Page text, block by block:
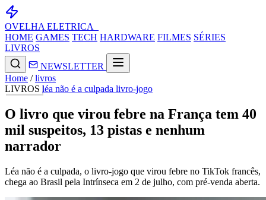
OVELHA ELETRICA_
HOME GAMES TECH HARDWARE FILMES SÉRIES
LIVROS
NEWSLETTER
Home / livros
LIVROS léa não é a culpada livro-jogo
O livro que virou febre na França tem 40
mil suspeitos, 13 pistas e nenhum
narrador
Léa não é a culpada, o livro-jogo que virou febre no TikTok francês,
chega ao Brasil pela Intrínseca em 2 de julho, com pré-venda aberta.